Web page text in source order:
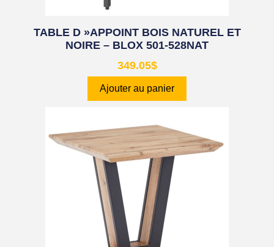
TABLE D »APPOINT BOIS NATUREL ET
NOIRE – BLOX 501-528NAT
349.05$
Ajouter au panier